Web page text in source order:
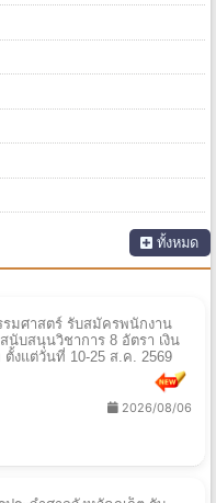
ทั้งหมด
มศาสตร์ รับสมัครพนักงาน
นับสนุนวิชาการ 8 อัตรา เงิน
ตั้งแต่วันที่ 10-25 ส.ค. 2569
2026/08/06